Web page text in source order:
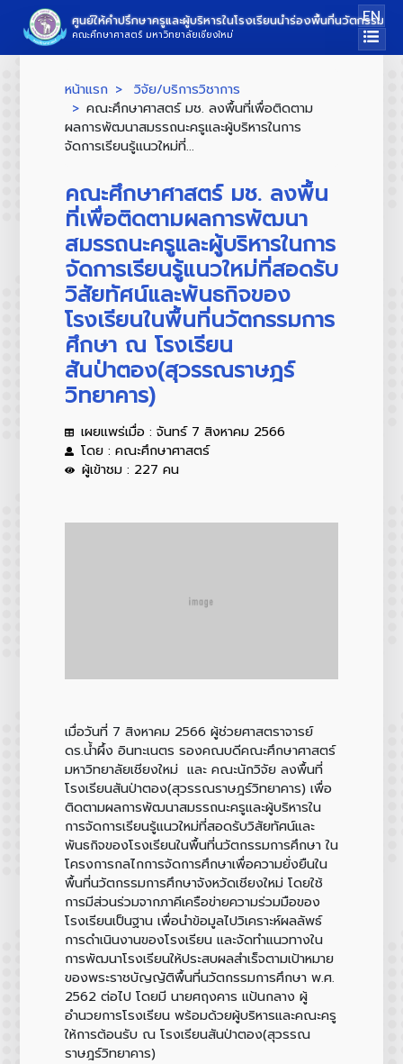
ศูนย์ให้คำปรึกษาครูและผู้บริหารในโรงเรียนนำร่องพื้นที่นวัตกรรมก
คณะศึกษาศาสตร์ มหาวิทยาลัยเชียงใหม่
EN
หน้าแรก
วิจัย/บริการวิชาการ
คณะศึกษาศาสตร์ มช. ลงพื้นที่เพื่อติดตาม
ผลการพัฒนาสมรรถนะครูและผู้บริหารในการ
จัดการเรียนรู้แนวใหม่ที่...
คณะศึกษาศาสตร์ มช. ลงพื้น
ที่เพื่อติดตามผลการพัฒนา
สมรรถนะครูและผู้บริหารในการ
จัดการเรียนรู้แนวใหม่ที่สอดรับ
วิสัยทัศน์และพันธกิจของ
โรงเรียนในพื้นที่นวัตกรรมการ
ศึกษา ณ โรงเรียน
สันป่าตอง(สุวรรณราษฎร์
วิทยาคาร)
เผยแพร่เมื่อ : จันทร์ 7 สิงหาคม 2566
โดย : คณะศึกษาศาสตร์
ผู้เข้าชม : 227 คน
เมื่อวันที่ 7 สิงหาคม 2566 ผู้ช่วยศาสตราจารย์
ดร.น้ำผึ้ง อินทะเนตร รองคณบดีคณะศึกษาศาสตร์
มหาวิทยาลัยเชียงใหม่ และ คณะนักวิจัย ลงพื้นที่
โรงเรียนสันป่าตอง(สุวรรณราษฎร์วิทยาคาร) เพื่อ
ติดตามผลการพัฒนาสมรรถนะครูและผู้บริหารใน
การจัดการเรียนรู้แนวใหม่ที่สอดรับวิสัยทัศน์และ
พันธกิจของโรงเรียนในพื้นที่นวัตกรรมการศึกษา ใน
โครงการกลไกการจัดการศึกษาเพื่อความยั่งยืนใน
พื้นที่นวัตกรรมการศึกษาจังหวัดเชียงใหม่ โดยใช้
การมีส่วนร่วมจากภาคีเครือข่ายความร่วมมือของ
โรงเรียนเป็นฐาน เพื่อนำข้อมูลไปวิเคราะห์ผลลัพธ์
การดำเนินงานของโรงเรียน และจัดทำแนวทางใน
การพัฒนาโรงเรียนให้ประสบผลสำเร็จตามเป้าหมาย
ของพระราชบัญญัติพื้นที่นวัตกรรมการศึกษา พ.ศ.
2562 ต่อไป โดยมี นายศฤงคาร แป้นกลาง ผู้
อำนวยการโรงเรียน พร้อมด้วยผู้บริหารและคณะครู
ให้การต้อนรับ ณ โรงเรียนสันป่าตอง(สุวรรณ
ราษฎร์วิทยาคาร)